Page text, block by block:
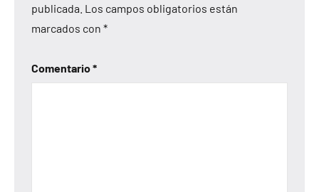
publicada. Los campos obligatorios están
marcados con *
Comentario*